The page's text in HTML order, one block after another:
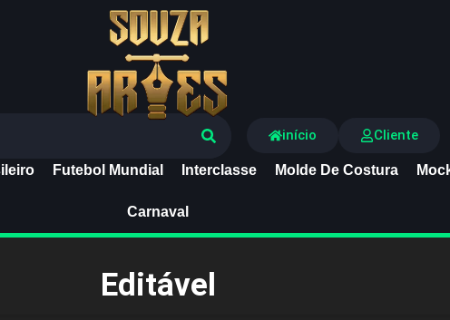
Futebol Mundial Interclasse Molde De Costura
Carnaval
início Cliente
Editável